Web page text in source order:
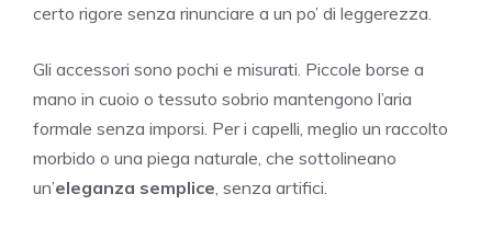
certo rigore senza rinunciare a un po’ di leggerezza.
Gli accessori sono pochi e misurati. Piccole borse a
mano in cuoio o tessuto sobrio mantengono l’aria
formale senza imporsi. Per i capelli, meglio un raccolto
morbido o una piega naturale, che sottolineano
un’eleganza semplice , senza artifici.